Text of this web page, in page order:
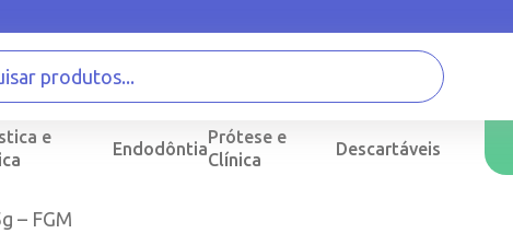
e
Endodôntia
Prótese e
Clínica
Descartáveis
– FGM